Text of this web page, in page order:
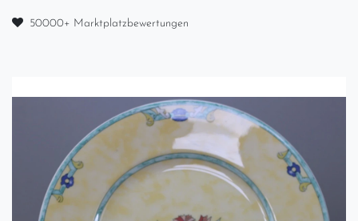
50000+ Marktplatzbewertungen